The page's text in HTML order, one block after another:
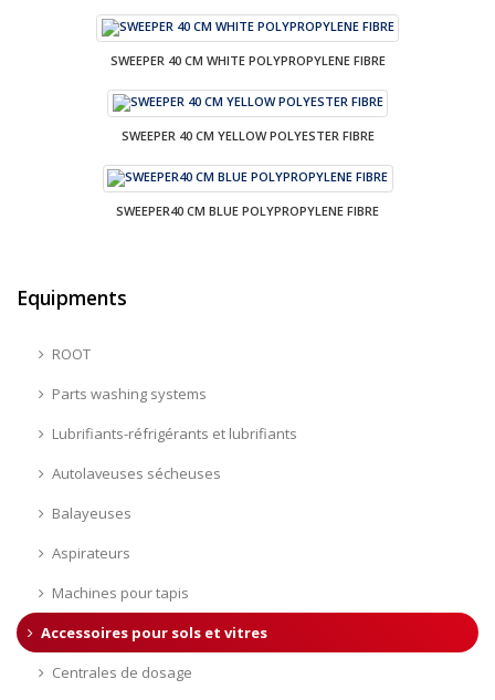
SWEEPER 40 CM WHITE POLYPROPYLENE FIBRE
SWEEPER 40 CM YELLOW POLYESTER FIBRE
SWEEPER40 CM BLUE POLYPROPYLENE FIBRE
Equipments
ROOT
Parts washing systems
Lubrifiants-réfrigérants et lubrifiants
Autolaveuses sécheuses
Balayeuses
Aspirateurs
Machines pour tapis
Accessoires pour sols et vitres
Centrales de dosage